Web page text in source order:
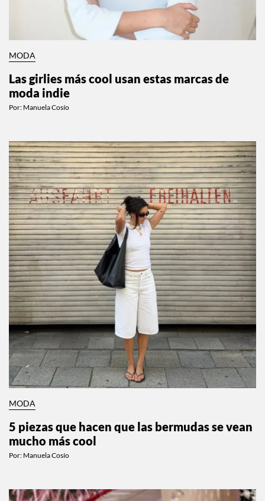
MODA
Las girlies más cool usan estas marcas de
moda indie
Por: Manuela Cosío
MODA
5 piezas que hacen que las bermudas se vean
mucho más cool
Por: Manuela Cosío